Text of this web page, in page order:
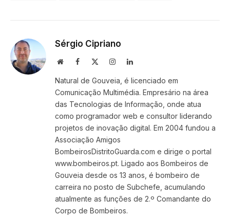
Sérgio Cipriano
WebsiteFacebook InstagramLinkedIn
Natural de Gouveia, é licenciado em
Comunicação Multimédia. Empresário na área
das Tecnologias de Informação, onde atua
como programador web e consultor liderando
projetos de inovação digital. Em 2004 fundou a
Associação Amigos
BombeirosDistritoGuarda.com e dirige o portal
www.bombeiros.pt. Ligado aos Bombeiros de
Gouveia desde os 13 anos, é bombeiro de
carreira no posto de Subchefe, acumulando
atualmente as funções de 2.º Comandante do
Corpo de Bombeiros.